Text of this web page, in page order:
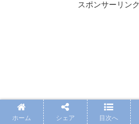
スポンサーリンク
ホーム シェア 目次へ